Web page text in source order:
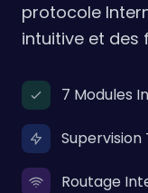
protocole
intuitive et des
7 Modules
Supervision
Routage